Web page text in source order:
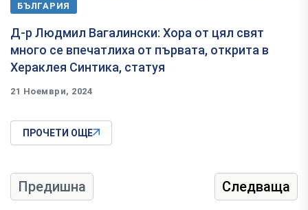
БЪЛГАРИЯ
Д-р Людмил Вагалински: Хора от цял свят
много се впечатлиха от първата, открита в
Хераклея Синтика, статуя
21 Ноември, 2024
ПРОЧЕТИ ОЩЕ
Предишна Следваща